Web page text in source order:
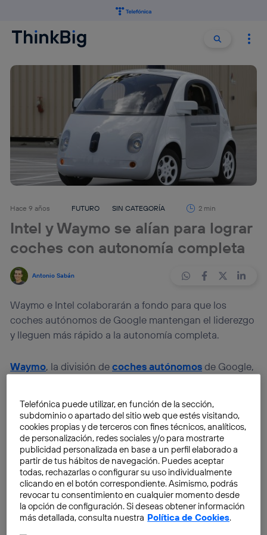
Buscar
Hace 9 años FUTURO SIN CATEGORÍA 2 min
Intel y Waymo se alían para lograr
coches con autonomía completa
Antonio Sabán
Waymo e Intel colaborarán a fondo para que los
coches autónomos de Google mantengan el liderezgo
y lleguen más rápido a la autonomía completa.
Waymo, la división decoches autónomosde Google,
vivamos en masa a partir de 2020. Tanto ha sido así
que durante años «el coche de Google» ha sido
totalmente reconocible e icónico, por su forma
ahuevada. Ahora han anunciado una alianza conIntel
para alcanzar computacionalmente los niveles 4 y 5 de
autonomía, que implican autonomía total en cualquier
tipo de escenario.
Tras perder la guerra del móvil, de los wearables, y
Telefónica puede utilizar, en función de la sección,
subdominio o apartado del sitio web que estés visitando,
cookies propias y de terceros con fines técnicos, analíticos,
de personalización, redes sociales y/o para mostrarte
publicidad personalizada en base a un perfil elaborado a
partir de tus hábitos de navegación. Puedes aceptar
todas, rechazarlas o configurar su uso individualmente
clicando en el botón correspondiente. Asimismo, podrás
revocar tu consentimiento en cualquier momento desde
la opción de configuración. Si deseas obtener información
más detallada, consulta nuestra Política de Cookies.